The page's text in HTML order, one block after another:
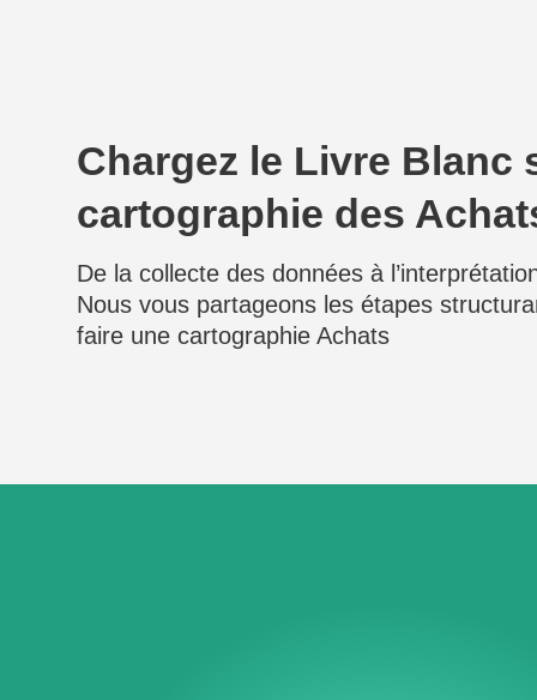
Chargez le Livre Blanc
cartographie des
De la collecte des données à
Nous vous partageons les étapes
faire une cartographie Achats